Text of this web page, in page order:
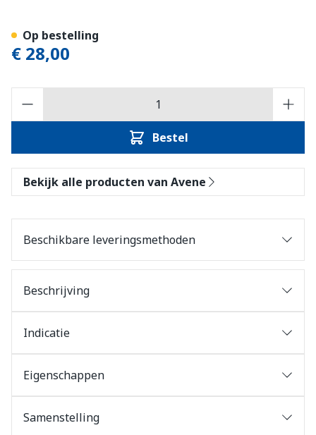
€ 28,00
Bestel
Op bestelling
Bekijk alle producten van Avene
Beschikbare leveringsmethoden
Beschrijving
Indicatie
Eigenschappen
Samenstelling